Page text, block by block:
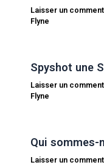
Laisser un
Flyne
Spyshot une
Laisser un
Flyne
Qui sommes-
Laisser un